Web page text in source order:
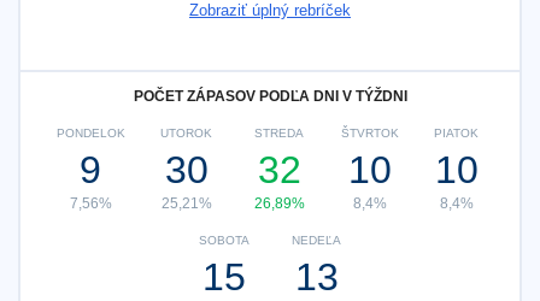
Zobraziť úplný rebríček
POČET ZÁPASOV PODĽA DNI V TÝŽDNI
PONDELOK
9
7,56%
UTOROK
30
25,21%
STREDA
32
26,89%
ŠTVRTOK
10
8,4%
PIATOK
10
8,4%
SOBOTA
15
NEDEĽA
13